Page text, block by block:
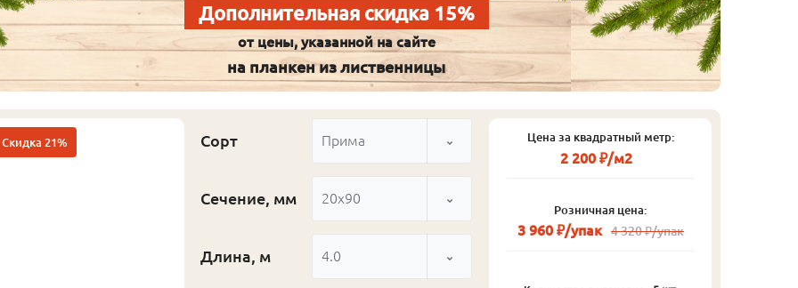
Дополнительная скидка 15%
от цены, указанной на сайте
на планкен из лиственницы
Скидка 21% Сорт Прима
Сечение, мм 20x90
Длина, м 4.0
Цена за квадратный метр:
2 200 ₽/м2
Розничная цена:
3 960 ₽/упак 4 320 ₽/упак